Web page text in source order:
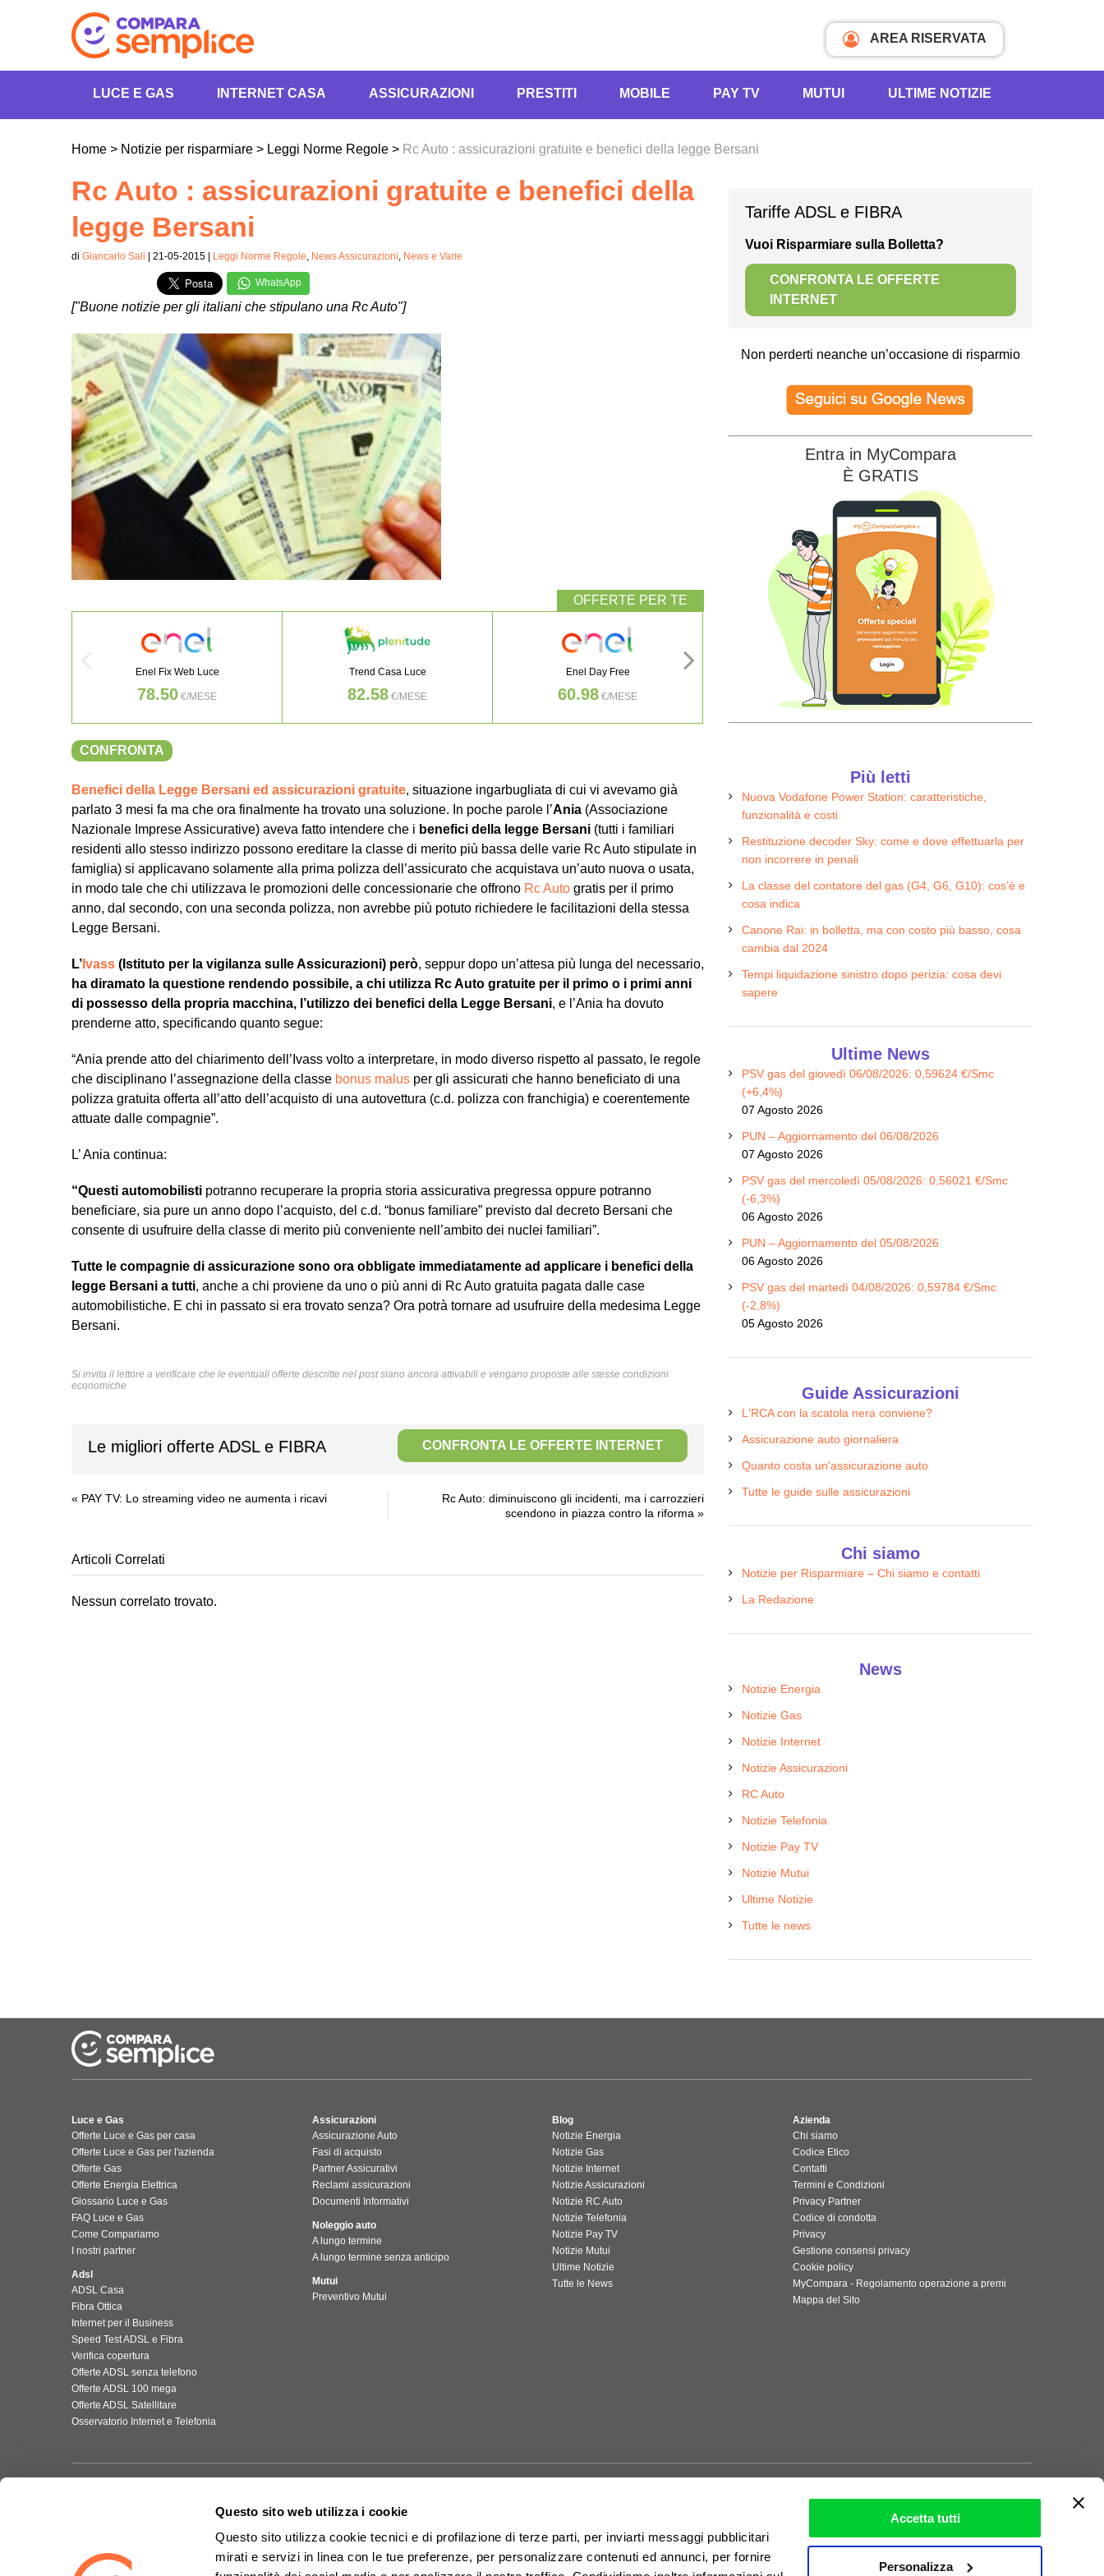
Questo sito web utilizza i cookie
Questo sito utilizza cookie tecnici e di profilazione di terze parti, per inviarti messaggi pubblicitari
mirati e servizi in linea con le tue preferenze, per personalizzare contenuti ed annunci, per fornire
Accetta tutti
Personalizza
AREA RISERVATA
LUCE E GAS INTERNET CASA ASSICURAZIONI PRESTITI MOBILE PAY TV MUTUI ULTIME NOTIZIE
Home > Notizie per risparmiare > Leggi Norme Regole > Rc Auto : assicurazioni gratuite e benefici della legge Bersani
Rc Auto : assicurazioni gratuite e benefici della
legge Bersani
di Giancarlo Sali | 21-05-2015 | Leggi Norme Regole, News Assicurazioni, News e Varie
WhatsApp
["Buone notizie per gli italiani che stipulano una Rc Auto"]
Enel Fix Web Luce
78.50 €/MESE
Trend Casa Luce
82.58 €/MESE
Enel Day Free
60.98 €/MESE
Energia Lunga Luce Easy
€/MESE
IREN STAY TECH LUCE PREZZO
CONFRONTA
Benefici della Legge Bersani ed assicurazioni gratuite, situazione ingarbugliata di cui vi avevamo già
parlato 3 mesi fa ma che ora finalmente ha trovato una soluzione. In poche parole l’Ania (Associazione
Nazionale Imprese Assicurative) aveva fatto intendere che i benefici della legge Bersani (tutti i familiari
residenti allo stesso indirizzo possono ereditare la classe di merito più bassa delle varie Rc Auto stipulate in
famiglia) si applicavano solamente alla prima polizza dell’assicurato che acquistava un’auto nuova o usata,
in modo tale che chi utilizzava le promozioni delle concessionarie che offrono Rc Auto gratis per il primo
anno, dal secondo, con una seconda polizza, non avrebbe più potuto richiedere le facilitazioni della stessa
Legge Bersani.
L’ Ivass (Istituto per la vigilanza sulle Assicurazioni) però, seppur dopo un’attesa più lunga del necessario,
ha diramato la questione rendendo possibile, a chi utilizza Rc Auto gratuite per il primo o i primi anni
di possesso della propria macchina, l’utilizzo dei benefici della Legge Bersani, e l’Ania ha dovuto
prenderne atto, specificando quanto segue:
“Ania prende atto del chiarimento dell’Ivass volto a interpretare, in modo diverso rispetto al passato, le regole
che disciplinano l’assegnazione della classe bonus malus per gli assicurati che hanno beneficiato di una
polizza gratuita offerta all’atto dell’acquisto di una autovettura (c.d. polizza con franchigia) e coerentemente
attuate dalle compagnie”.
L’ Ania continua:
“Questi automobilisti potranno recuperare la propria storia assicurativa pregressa oppure potranno
beneficiare, sia pure un anno dopo l’acquisto, del c.d. “bonus familiare” previsto dal decreto Bersani che
consente di usufruire della classe di merito più conveniente nell’ambito dei nuclei familiari”.
Tutte le compagnie di assicurazione sono ora obbligate immediatamente ad applicare i benefici della
legge Bersani a tutti, anche a chi proviene da uno o più anni di Rc Auto gratuita pagata dalle case
automobilistiche. E chi in passato si era trovato senza? Ora potrà tornare ad usufruire della medesima Legge
Bersani.
Si invita il lettore a verificare che le eventuali offerte descritte nel post siano ancora attivabili e vengano proposte alle stesse condizioni
economiche
Le migliori offerte ADSL e FIBRA CONFRONTA LE OFFERTE INTERNET
« PAY TV: Lo streaming video ne aumenta i ricavi
Rc Auto: diminuiscono gli incidenti, ma i carrozzieri
scendono in piazza contro la riforma »
Articoli Correlati
Nessun correlato trovato.
Tariffe ADSL e FIBRA
Vuoi Risparmiare sulla Bolletta?
CONFRONTA LE OFFERTE
INTERNET
Non perderti neanche un’occasione di risparmio
Entra in MyCompara
È GRATIS
Più letti
Nuova Vodafone Power Station: caratteristiche,
funzionalità e costi
Restituzione decoder Sky: come e dove effettuarla per
non incorrere in penali
La classe del contatore del gas (G4, G6, G10): cos’è e
cosa indica
Canone Rai: in bolletta, ma con costo più basso, cosa
cambia dal 2024
Tempi liquidazione sinistro dopo perizia: cosa devi
sapere
Ultime News
PSV gas del giovedì 06/08/2026: 0,59624 €/Smc
(+6,4%)
07 Agosto 2026
PUN – Aggiornamento del 06/08/2026
07 Agosto 2026
PSV gas del mercoledì 05/08/2026: 0,56021 €/Smc
(-6,3%)
06 Agosto 2026
PUN – Aggiornamento del 05/08/2026
06 Agosto 2026
PSV gas del martedì 04/08/2026: 0,59784 €/Smc
(-2,8%)
05 Agosto 2026
Guide Assicurazioni
L'RCA con la scatola nera conviene?
Assicurazione auto giornaliera
Quanto costa un'assicurazione auto
Tutte le guide sulle assicurazioni
Chi siamo
Notizie per Risparmiare – Chi siamo e contatti
La Redazione
News
Notizie Energia
Notizie Gas
Notizie Internet
Notizie Assicurazioni
RC Auto
Notizie Telefonia
Notizie Pay TV
Notizie Mutui
Ultime Notizie
Tutte le news
Luce e Gas
Offerte Luce e Gas per casa
Offerte Luce e Gas per l'azienda
Offerte Gas
Offerte Energia Elettrica
Glossario Luce e Gas
FAQ Luce e Gas
Come Compariamo
I nostri partner
Adsl
ADSL Casa
Fibra Ottica
Internet per il Business
Speed Test ADSL e Fibra
Verifica copertura
Offerte ADSL senza telefono
Offerte ADSL 100 mega
Offerte ADSL Satellitare
Osservatorio Internet e Telefonia
Assicurazioni
Assicurazione Auto
Fasi di acquisto
Partner Assicurativi
Reclami assicurazioni
Documenti Informativi
Noleggio auto
A lungo termine
A lungo termine senza anticipo
Mutui
Preventivo Mutui
Blog
Notizie Energia
Notizie Gas
Notizie Internet
Notizie Assicurazioni
Notizie RC Auto
Notizie Telefonia
Notizie Pay TV
Notizie Mutui
Ultime Notizie
Tutte le News
Azienda
Chi siamo
Codice Etico
Contatti
Termini e Condizioni
Privacy Partner
Codice di condotta
Privacy
Gestione consensi privacy
Cookie policy
MyCompara - Regolamento operazione a premi
Mappa del Sito